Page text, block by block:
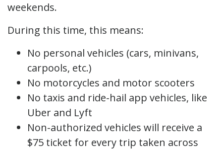
weekends.
During this time, this means:
No personal vehicles (cars, minivans,
carpools, etc.)
No motorcycles and motor scooters
No taxis and ride-hail app vehicles, like
Uber and Lyft
Non-authorized vehicles will receive a
$75 ticket for every trip taken across